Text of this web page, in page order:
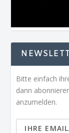
Bitte einfach
dann
anzumelden.